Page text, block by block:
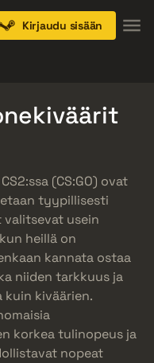
Kirjaudu sisään
(CS:GO) ovat
tyypillisesti
valitsevat usein
heillä on
kannata ostaa
niiden tarkkuus ja
kiväärien.
korkea tulinopeus ja
nopeat